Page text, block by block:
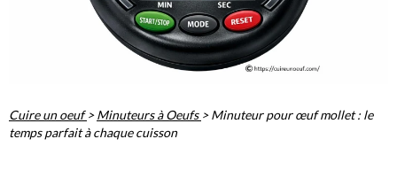
Cuire un oeuf >Minuteurs à Oeufs >Minuteur pour œuf mollet : le
temps parfait à chaque cuisson